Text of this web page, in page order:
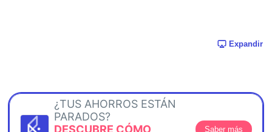
Expandir
¿TUS AHORROS ESTÁN
PARADOS?
DESCUBRE CÓMO
Saber más